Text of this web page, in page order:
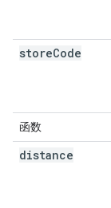
storeCode
函数
distance